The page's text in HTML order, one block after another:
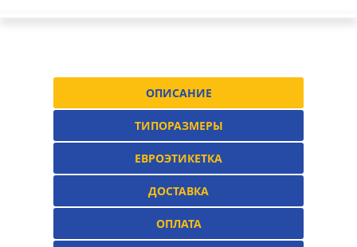
ОПИСАНИЕ
ТИПОРАЗМЕРЫ
ЕВРОЭТИКЕТКА
ДОСТАВКА
ОПЛАТА